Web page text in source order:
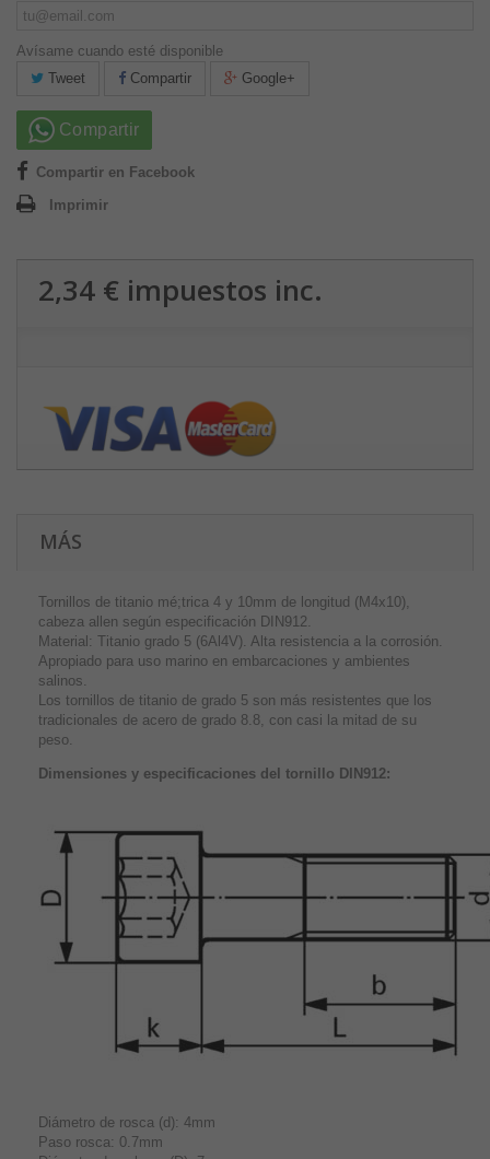
Avísame cuando esté disponible
Tweet
Compartir Google+
Compartir
Compartir en Facebook
Imprimir
2,34 € impuestos inc.
MÁS
Tornillos de titanio mé;trica 4 y 10mm de longitud (M4x10),
cabeza allen según especificación DIN912.
Material: Titanio grado 5 (6Al4V). Alta resistencia a la corrosión.
Apropiado para uso marino en embarcaciones y ambientes
salinos.
Los tornillos de titanio de grado 5 son más resistentes que los
tradicionales de acero de grado 8.8, con casi la mitad de su
peso.
Dimensiones y especificaciones del tornillo DIN912:
Diámetro de rosca (d): 4mm
Paso rosca: 0.7mm